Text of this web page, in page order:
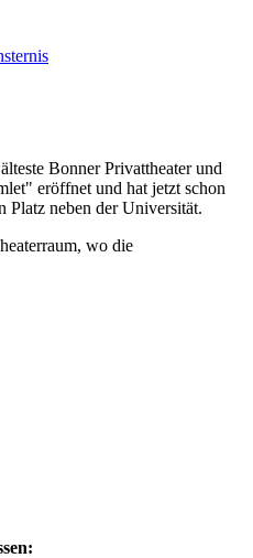
Bonner Privattheater und
eröffnet und hat jetzt schon
Platz neben der Universität.
wo die